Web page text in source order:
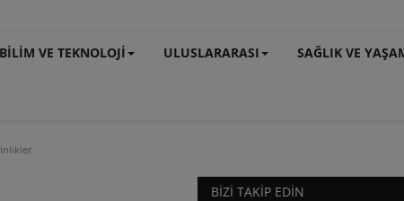
BİLİM VE TEKNOLOJİ ULUSLARARASI SAĞLIK VE
BIZI TAKIP EDIN